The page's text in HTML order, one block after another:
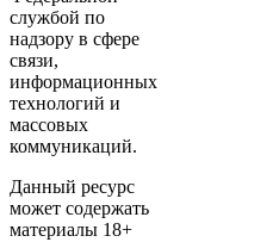
службой по
надзору в сфере
связи,
информационных
технологий и
массовых
коммуникаций.
Данный ресурс
может содержать
материалы 18+